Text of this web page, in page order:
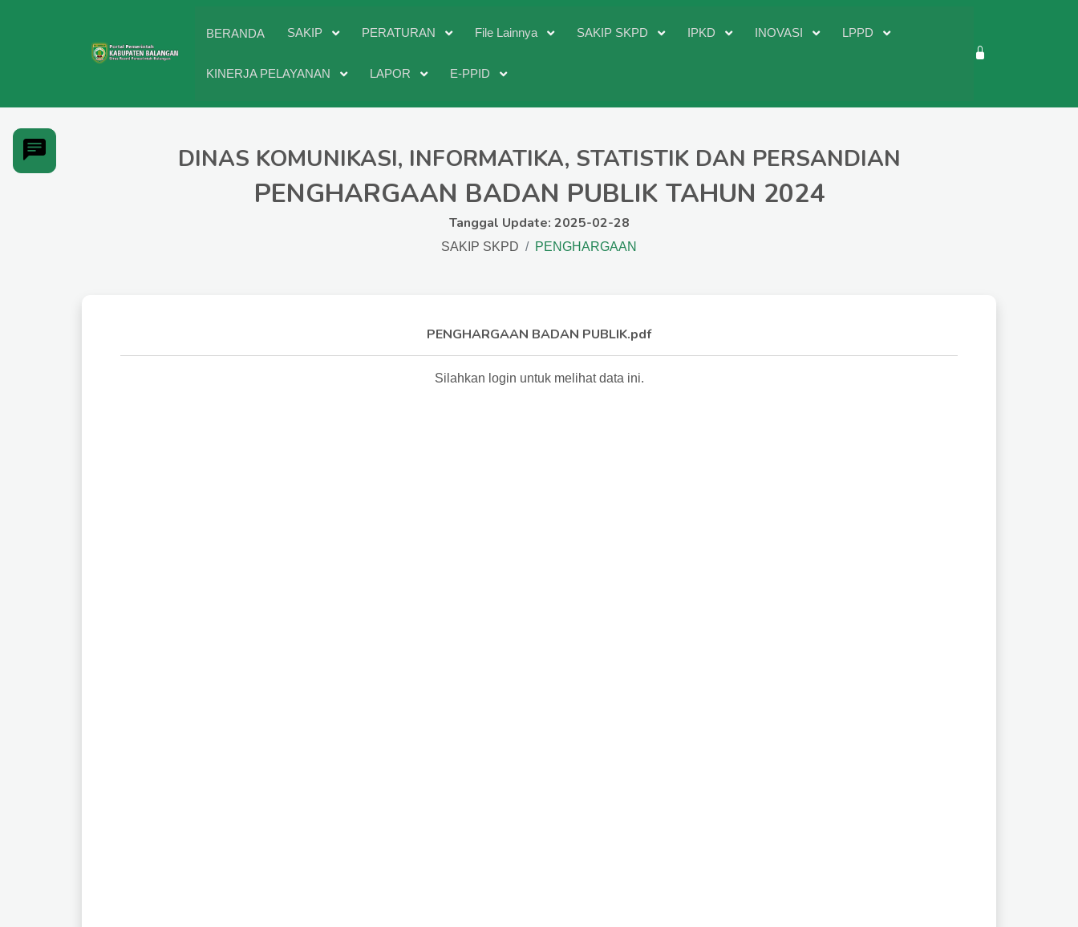
BERANDA SAKIP PERATURAN File Lainnya SAKIP SKPD IPKD INOVASI LPPD
KINERJA PELAYANAN LAPOR E-PPID
DINAS KOMUNIKASI, INFORMATIKA, STATISTIK DAN PERSANDIAN
PENGHARGAAN BADAN PUBLIK TAHUN 2024
Tanggal Update: 2025-02-28
SAKIP SKPD PENGHARGAAN
PENGHARGAAN BADAN PUBLIK.pdf
Silahkan login untuk melihat data ini.